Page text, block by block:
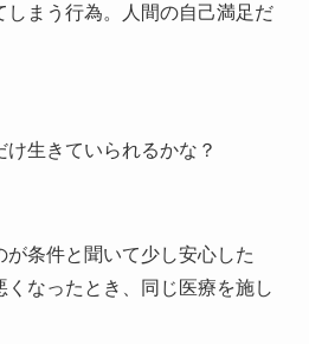
しまう行為。人間の自己満足だ
生きていられるかな？
が条件と聞いて少し安心した
なったとき、同じ医療を施し